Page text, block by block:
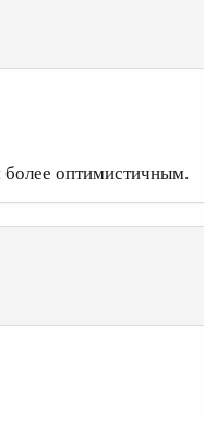
более оптимистичным.